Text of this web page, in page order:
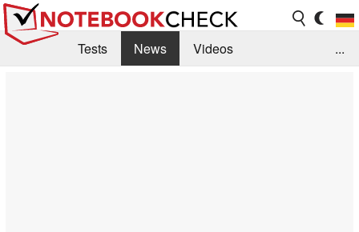
Tests News
Videos
...